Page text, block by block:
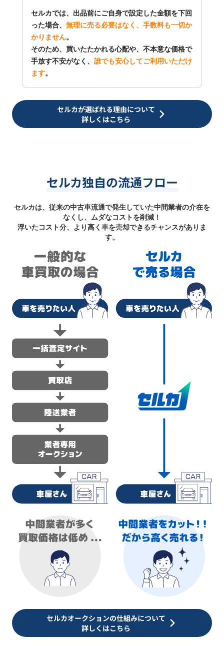
セルカでは、出品前にご自身で設定した金額を下回
った場合、 無理に売る必要はなく、手数料も一切か
かりません。
そのため、買いたたかれる心配や、不本意な価格で
手放す不安がなく、 誰でも安心してご利用いただけ
ます。
セルカが選ばれる理由について
詳しくはこちら
セルカ独自の流通フロー
セルカは、従来の中古車流通で発生していた中間業者の介在を
なくし、ムダなコストを削減！
浮いたコスト分、より高く車を売却できるチャンスがありま
す。
セルカオークションの仕組みについて
詳しくはこちら